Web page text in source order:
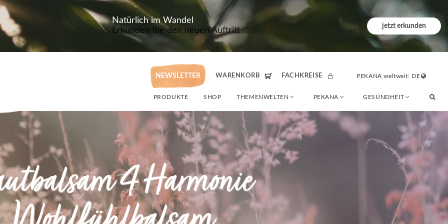
Natürlich im Wandel
Erkunden Sie den neuen Auftritt
jetzt erkunden
NEWSLETTER WARENKORB FACHKREISE PEKANA weltweit: DE
PRODUKTE SHOP THEMENWELTEN PEKANA GESUNDHEIT
4 Harmonie